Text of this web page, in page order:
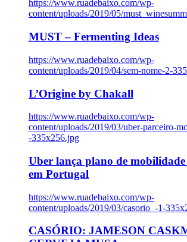
https://www.ruadebaixo.com/wp-
content/uploads/2019/05/
MUST – Fermenting Ideas
https://www.ruadebaixo.com/wp-
content/uploads/2019/04/sem-nome-2-
L’Origine by Chakall
https://www.ruadebaixo.com/wp-
content/uploads/2019/03/uber-parceiro-
-335x256.jpg
Uber lança plano de
em Portugal
https://www.ruadebaixo.com/wp-
content/uploads/2019/03/casorio_-1-
CASÓRIO: JAMESON